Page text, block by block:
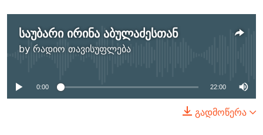
საუბარი ირინა აბულაძესთან
byრადიო თავისუფლება
No media source currently
0:00 22:00
გადმოწერა